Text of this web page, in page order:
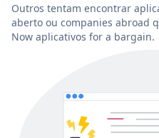
Outros tentam encontrar
aberto ou companies abroad
Now aplicativos for a bargain.